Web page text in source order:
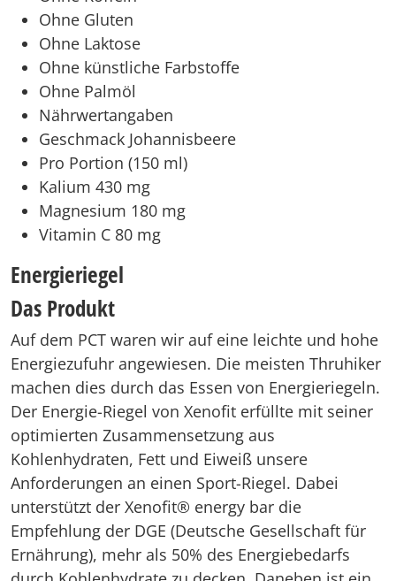
Ohne Gluten
Ohne Laktose
Ohne künstliche Farbstoffe
Ohne Palmöl
Nährwertangaben
Geschmack Johannisbeere
Pro Portion (150 ml)
Kalium 430 mg
Magnesium 180 mg
Vitamin C 80 mg
Energieriegel
Das Produkt
Auf dem PCT waren wir auf eine leichte und hohe
Energiezufuhr angewiesen. Die meisten Thruhiker
machen dies durch das Essen von Energieriegeln.
Der Energie-Riegel von Xenofit erfüllte mit seiner
optimierten Zusammensetzung aus
Kohlenhydraten, Fett und Eiweiß unsere
Anforderungen an einen Sport-Riegel. Dabei
unterstützt der Xenofit® energy bar die
Empfehlung der DGE (Deutsche Gesellschaft für
Ernährung), mehr als 50% des Energiebedarfs